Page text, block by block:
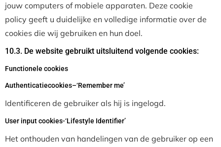
jouw computers of mobiele apparaten. Deze cookie
policy geeft u duidelijke en volledige informatie over de
cookies die wij gebruiken en hun doel.
10.3. De website gebruikt uitsluitend volgende cookies:
Functionele cookies
Authenticatiecookies–‘Remember me’
Identificeren de gebruiker als hij is ingelogd.
User input cookies-‘Lifestyle Identifier’
Het onthouden van handelingen van de gebruiker op een